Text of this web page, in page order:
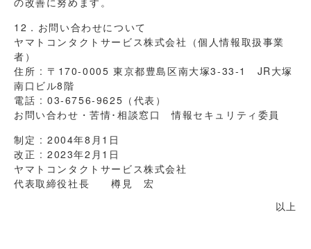
12．お問い合わせについて
ヤマトコンタクトサービス株式会社（個人情報取扱事業
者）
住所 : 〒170-0005 東京都豊島区南大塚3-33-1 JR大塚
南口ビル8階
電話 : 03-6756-9625（代表）
お問い合わせ・苦情･相談窓口 情報セキュリティ委員
制定 : 2004年8月1日
改正 : 2023年2月1日
ヤマトコンタクトサービス株式会社
代表取締役社長 樽見 宏
以上